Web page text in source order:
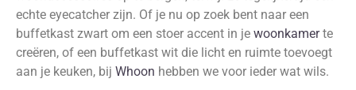
echte eyecatcher zijn. Of je nu op zoek bent naar een
buffetkast zwart om een stoer accent in je woonkamerte
creëren, of een buffetkast wit die licht en ruimte toevoegt
aan je keuken, bij Whoon hebben we voor ieder wat wils.